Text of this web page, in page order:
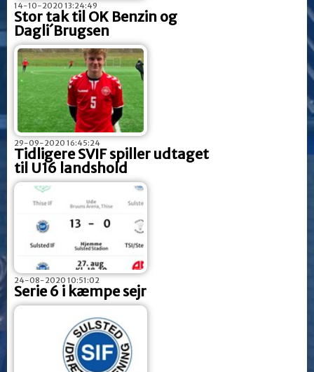
14-10-2020 13:24:49
Stor tak til OK Benzin og
Dagli´Brugsen
29-09-2020 16:45:24
Tidligere SVIF spiller udtaget
til U16 landshold
24-08-2020 10:51:02
Serie 6 i kæmpe sejr